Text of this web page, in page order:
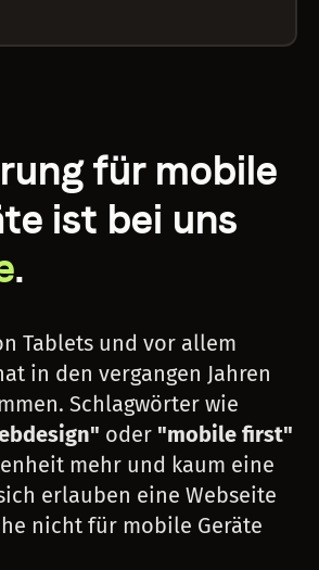
für mobile
ist bei uns
.
Tablets und vor allem
in den vergangen Jahren
Schlagwörter wie
oder "mobile first"
mehr und kaum eine
erlauben eine Webseite
nicht für mobile Geräte